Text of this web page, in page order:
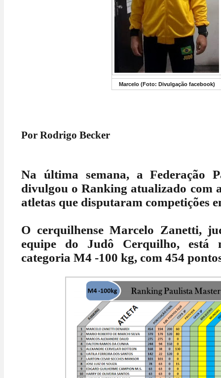
Marcelo (Foto: Divulgação facebook)
Por Rodrigo Becker
Na última semana, a Federação
divulgou o Ranking atualizado com
atletas que disputaram competições
O cerquilhense Marcelo Zanetti,
equipe do Judô Cerquilho, está
categoria M4 -100 kg, com 454